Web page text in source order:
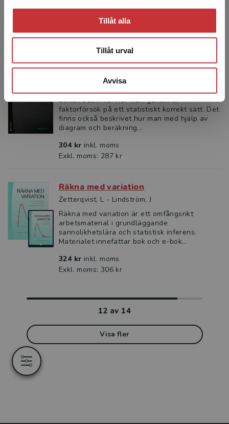
Tillåt alla
Tillåt urval
Avvisa
Riemann-S...
inkl. moms
Exkl. moms: 368 kr
Blomqvist, Ulla
Boken beskriver hur man genomför
faktorförsök på ett statistiskt korrekt sätt. Det
finns också beskrivet hur man med hjälp av
diagram och beräkning...
304 kr inkl. moms
Exkl. moms: 287 kr
Räkna med variation
Zetterqvist, L - Lindström, J
Räkna med variation är ett omfångsrikt
arbetsmaterial i grundläggande
sannolikhetslära och statistisk inferens.
Materialet innefattar bok och e-bok...
324 kr inkl. moms
Exkl. moms: 306 kr
12 av 14
Visa fler